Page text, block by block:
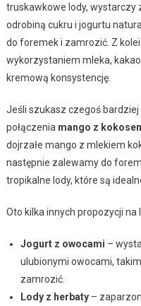
truskawkowe lody, wystarczy
odrobiną cukru i jogurtu
do foremek i zamrozić. Z
wykorzystaniem mleka,
kremową konsystencję.
Jeśli szukasz czegoś
połączenia mango z
dojrzałe mango z mlekiem
następnie zalewamy do
tropikalne lody, które są
Oto kilka innych propozycji na
Jogurt z owocami –
ulubionymi owocami,
zamrozić.
Lody z herbaty–